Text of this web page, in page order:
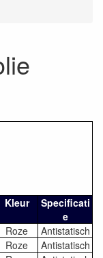
Kleur
Specificati
e
Roze
Antistatisch
Roze
Antistatisch